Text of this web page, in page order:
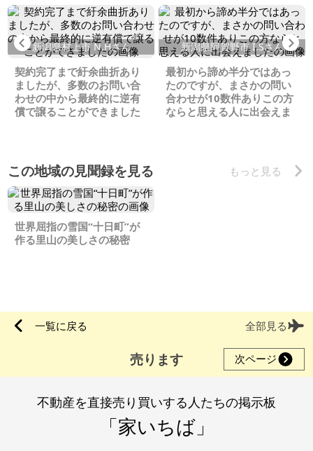
Previous
新潟県村上市 N.Hさん
契約完了まで紆余曲折あり
ましたが、多数のお問い合
わせの中から最終的に逆有
償で譲ることができました
新潟県阿賀野市 I.Sさん
最初から諦め半分ではあっ
たのですが、まさかの問い
合わせが10数件ありこの方
ならと思える人に出会えま
この地域の見聞録を見る もっと見る
世界屈指の雪国“十日町”が
作る里山の美しさの秘密
一覧に戻る 全部見る
売ります 次ページ
不動産を直接売り買いする人たちの掲示板
「家いちば」